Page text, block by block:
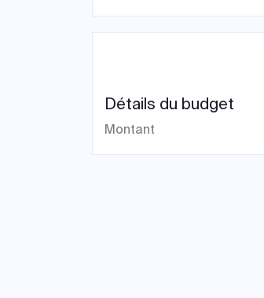
Détails du budget
Montant